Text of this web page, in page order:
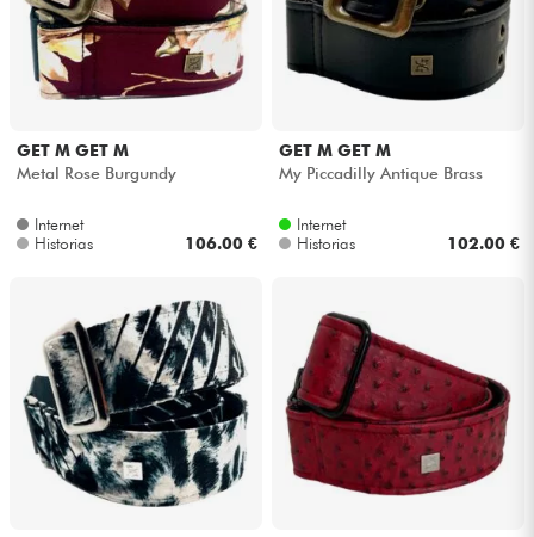
GET M GET M
Metal Rose Burgundy
Internet
Historias
106.00 €
GET M GET M
My Piccadilly Antique Brass
Internet
Historias
102.00 €